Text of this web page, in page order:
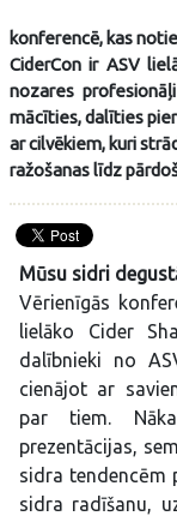
konferencē, kas
CiderCon ir ASV
nozares
mācīties, dalīties
ar cilvēkiem, kuri
ražošanas līdz
Mūsu sidri
Vērienīgās
lielāko Cider
dalībnieki no
cienājot ar
par tiem.
prezentācijas,
sidra tendencēm
sidra radīšanu,